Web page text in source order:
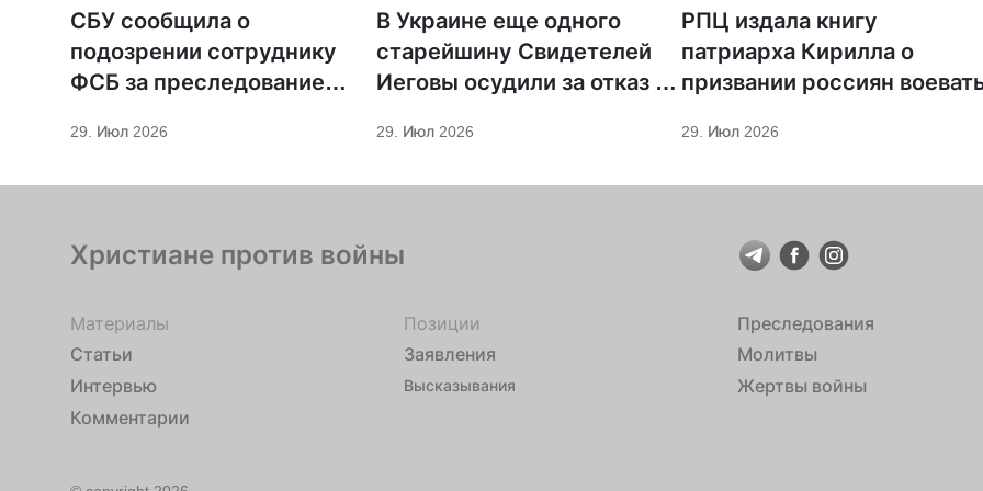
СБУ сообщила о
подозрении сотруднику
ФСБ за преследование
29. Июл 2026
В Украине еще одного
старейшину Свидетелей
Иеговы осудили за отказ от
29. Июл 2026
РПЦ издала книгу
патриарха Кирилла о
призвании россиян
29. Июл 2026
Христиане против войны
Материалы
Статьи
Интервью
Комментарии
Позиции
Заявления
Высказывания
Преследования
Молитвы
Жертвы войны